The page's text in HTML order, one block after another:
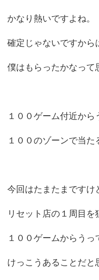
かなり熱いですよね。
確定じゃないですから
僕はもらったかなって
１００ゲーム付近から
１００のゾーンで当た
今回はたまたまですけ
リセット店の１周目を
１００ゲームからう
けっこうあることだと